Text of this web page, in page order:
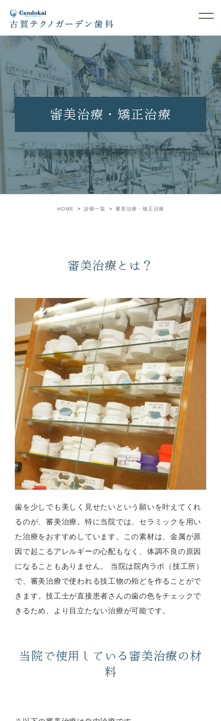
審美治療・矯正治療
HOME 診療一覧 審美治療・矯正治療
審美治療とは？
歯を少しでも美しく見せたいという願いを叶えてくれ
るのが、審美治療。特に当院では、セラミックを用い
た治療をおすすめしています。この素材は、金属が原
因で起こるアレルギーの心配もなく、体調不良の原因
になることもありません。 当院は院内ラボ（技工所）
で、審美治療で使われる技工物の殆どを作ることがで
きます。技工士が直接患者さんの歯の色をチェックで
きるため、より目立たない治療が可能です。
当院で使用している審美治療の材
料